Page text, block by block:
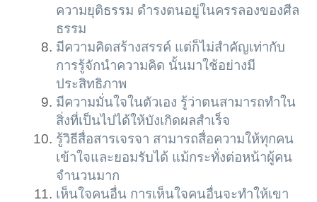
ความยุติธรรม ดำรงตนอยู่ในครรลองของศีล
ธรรม
มีความคิดสร้างสรรค์ แต่ก็ไม่สำคัญเท่ากับ
การรู้จักนำความคิด นั้นมาใช้อย่างมี
ประสิทธิภาพ
มีความมั่นใจในตัวเอง รู้ว่าตนสามารถทำใน
สิ่งที่เป็นไปได้ให้บังเกิดผลสำเร็จ
รู้วิธีสื่อสารเจรจา สามารถสื่อความให้ทุกคน
เข้าใจและยอมรับได้ แม้กระทั่งต่อหน้าผู้คน
จำนวนมาก
เห็นใจคนอื่น การเห็นใจคนอื่นจะทำให้เขา